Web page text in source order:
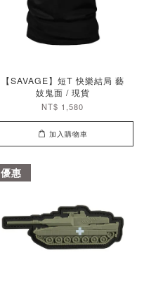
【SAVAGE】短T 快樂結局 藝
妓鬼面 / 現貨
NT$ 1,580
加入購物車
優惠